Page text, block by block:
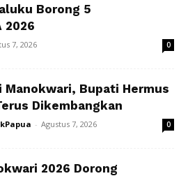
Borong 5
2026
7, 2026 0
Manokwari, Bupati Hermus
Dikembangkan
- Agustus 7, 2026 0
2026 Dorong